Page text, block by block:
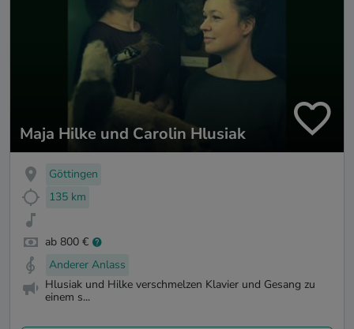
Maja Hilke und Carolin Hlusiak
Göttingen
135 km
ab 800 €
Anderer Anlass
Hlusiak und Hilke verschmelzen Klavier und Gesang zu
einem s...